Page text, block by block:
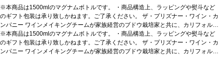
※本商品は1500mlのマグナムボトルです。 ・商品構造上、ラッピングや熨斗など
のギフト包装は承り致しかねます。ご了承ください。 ザ・プリズナー・ワイン・カ
ンパニー ワインメイキングチームが家族経営のブドウ栽培家と共に、カリフォルニ
アの最も素晴らしいブドウ畑の多様なブドウ品種をもとに造っている。それにより
ワインは注目すべき品質と特徴を持つ、興味深いブレンドとなっている。ワインに
ついてプリズナーはナパ・ヴァレーに最初に移住したイタリア人によって初めて造
※本商品は1500mlのマグナムボトルです。 ・商品構造上、ラッピングや熨斗など
のギフト包装は承り致しかねます。ご了承ください。 ザ・プリズナー・ワイン・カ
ンパニー ワインメイキングチームが家族経営のブドウ栽培家と共に、カリフォルニ